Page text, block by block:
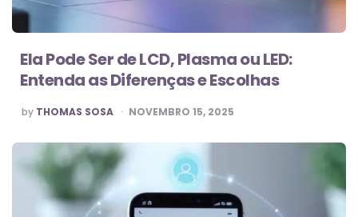
Ela Pode Ser de LCD, Plasma ou LED:
Entenda as Diferenças e Escolhas
POSTED
BY
by THOMAS SOSA NOVEMBRO 15, 2025